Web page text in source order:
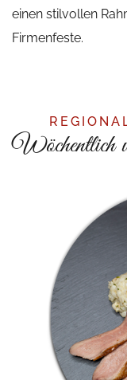
einen stilvollen
Firmenfeste.
Wöchentlich